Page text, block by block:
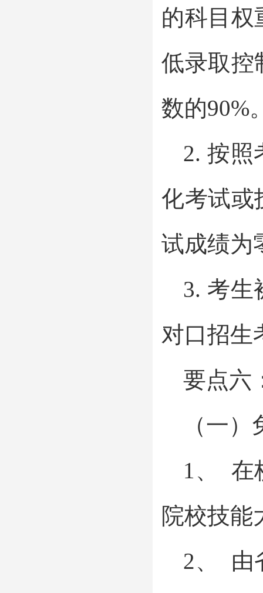
的科目权
低录取控
数的90%
2. 按照
化考试或
试成绩为
3. 考生
对口招生
要点
（一
1、 在
院校技能
2、 由